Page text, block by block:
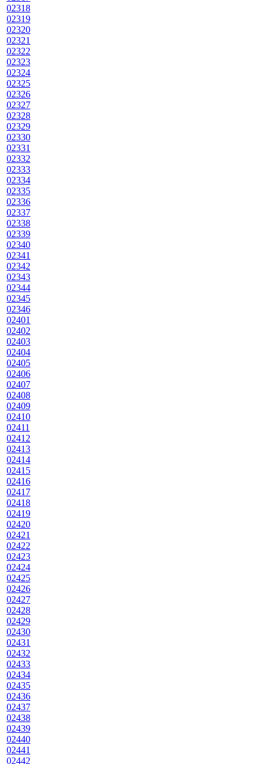
02318
02319
02320
02321
02322
02323
02324
02325
02326
02327
02328
02329
02330
02331
02332
02333
02334
02335
02336
02337
02338
02339
02340
02341
02342
02343
02344
02345
02346
02401
02402
02403
02404
02405
02406
02407
02408
02409
02410
02411
02412
02413
02414
02415
02416
02417
02418
02419
02420
02421
02422
02423
02424
02425
02426
02427
02428
02429
02430
02431
02432
02433
02434
02435
02436
02437
02438
02439
02440
02441
02442